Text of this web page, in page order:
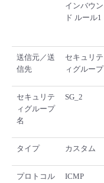
インバウン
ド ルール1
送信元／送
信先
セキュリテ
ィグループ
セキュリテ
ィグループ
名
SG_2
タイプ カスタム
プロトコル ICMP